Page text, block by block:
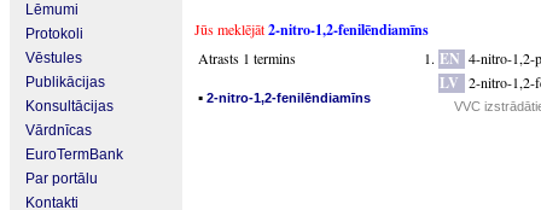
Lēmumi
Protokoli
Vēstules
Publikācijas
Konsultācijas
Vārdnīcas
EuroTermBank
Par portālu
Kontakti
Jūs meklējāt2-nitro-1,2-fenilēndiamīns
Atrasts 1 termins
▪ 2-nitro-1,2-fenilēndiamīns
EN 4-nitro-1,2-
LV 2-nitro-1,2-
VVC